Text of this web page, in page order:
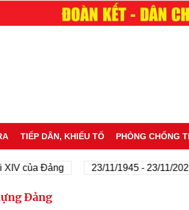
TIẾP DÂN, KHIẾU TỐ PHÒNG CHỐNG
Đảng 23/11/1945 - 23/11/2025
Đảng